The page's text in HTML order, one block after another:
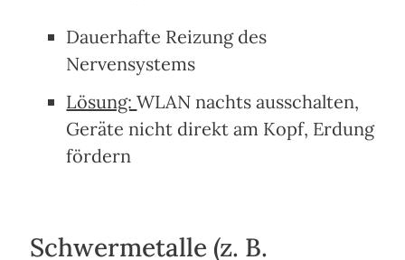
Dauerhafte Reizung des
Nervensystems
Lösung:WLAN nachts ausschalten,
Geräte nicht direkt am Kopf, Erdung
fördern
Schwermetalle (z. B.